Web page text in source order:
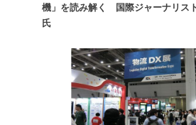
機」を読み解く 国際ジャーナリス
氏